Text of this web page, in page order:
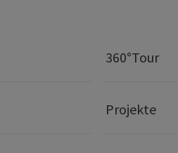
360°Tour
Projekte